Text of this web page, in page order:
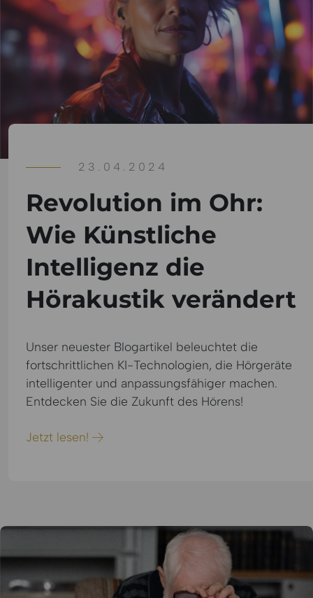
23.04.2024
Revolution im Ohr:
Wie Künstliche
Intelligenz die
Hörakustik verändert
Unser neuester Blogartikel beleuchtet die
fortschrittlichen KI-Technologien, die Hörgeräte
intelligenter und anpassungsfähiger machen.
Entdecken Sie die Zukunft des Hörens!
Jetzt lesen!